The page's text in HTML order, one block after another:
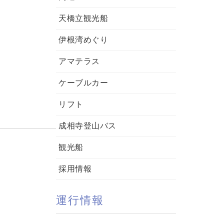
天橋立観光船
伊根湾めぐり
アマテラス
ケーブルカー
リフト
成相寺登山バス
観光船
採用情報
運行情報